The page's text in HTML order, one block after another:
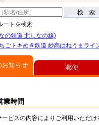
検 索
ートを検索
の鉄道 北しなの線)
ごトキめき鉄道 妙高はねうまライ
お知らせ
業時間
ビスの内容によりご利用いただ
郵便